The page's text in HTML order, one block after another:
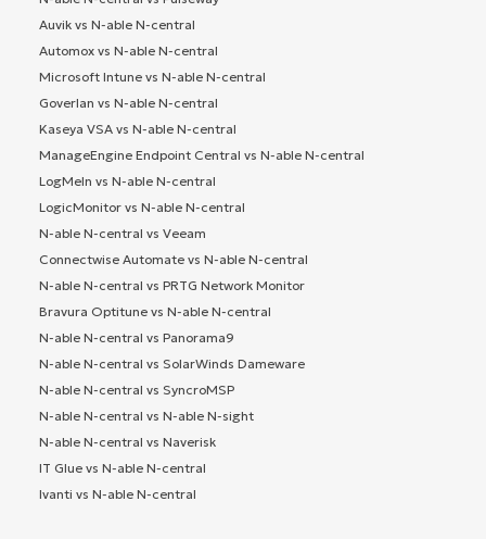
Auvik vs N-able N-central
Automox vs N-able N-central
Microsoft Intune vs N-able N-central
Goverlan vs N-able N-central
Kaseya VSA vs N-able N-central
ManageEngine Endpoint Central vs N-able N-central
LogMeIn vs N-able N-central
LogicMonitor vs N-able N-central
N-able N-central vs Veeam
Connectwise Automate vs N-able N-central
N-able N-central vs PRTG Network Monitor
Bravura Optitune vs N-able N-central
N-able N-central vs Panorama9
N-able N-central vs SolarWinds Dameware
N-able N-central vs SyncroMSP
N-able N-central vs N-able N-sight
N-able N-central vs Naverisk
IT Glue vs N-able N-central
Ivanti vs N-able N-central